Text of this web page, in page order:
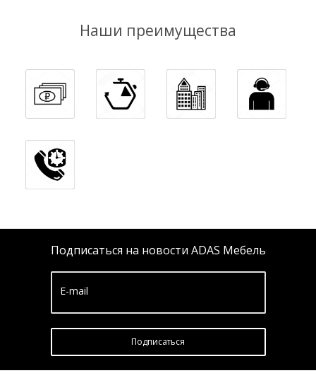
Наши преимущества
Подписаться на новости ADAS Мебель
E-mail
Подписатьcя